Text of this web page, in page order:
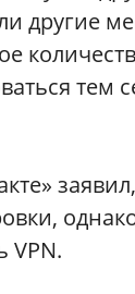
другие
тем
VPN.